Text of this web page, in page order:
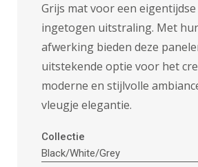
Grijs mat voor een eigentijdse
ingetogen uitstraling. Met
afwerking bieden deze
uitstekende optie voor het
moderne en stijlvolle
vleugje elegantie.
Collectie
Black/White/Grey